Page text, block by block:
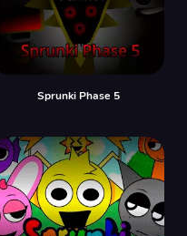
Sprunki Phase 5